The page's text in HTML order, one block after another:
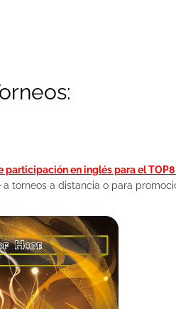
participación en inglés para el
torneos a distancia o para